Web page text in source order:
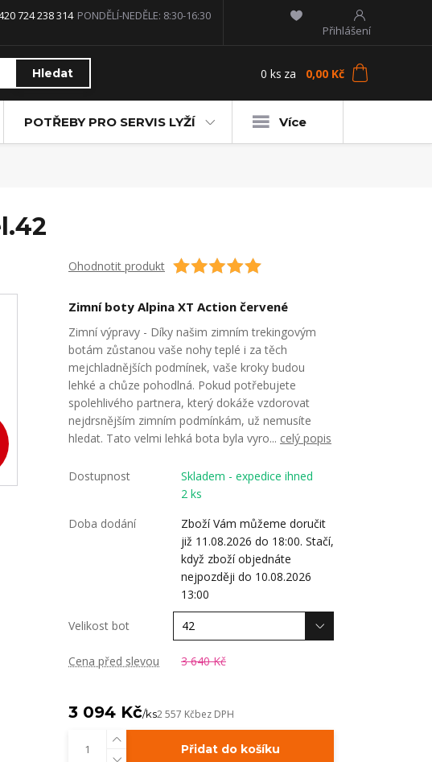
Přihlášení
Hledat
724 238 314 PONDĚLÍ-NEDĚLE: 8:30-16:30
0 ks za 0,00 Kč
POTŘEBY PRO SERVIS LYŽÍ Více
Ohodnotit produkt
Zimní boty Alpina XT Action červené
Zimní výpravy - Díky našim zimním trekingovým
botám zůstanou vaše nohy teplé i za těch
mejchladnějších podmínek, vaše kroky budou
lehké a chůze pohodlná. Pokud potřebujete
spolehlivého partnera, který dokáže vzdorovat
nejdrsnějším zimním podmínkám, už nemusíte
hledat. Tato velmi lehká bota byla vyro... celý popis
Dostupnost
Skladem - expedice ihned
2 ks
Doba dodání
Zboží Vám můžeme doručit
již 11.08.2026 do 18:00. Stačí,
když zboží objednáte
nejpozději do 10.08.2026
13:00
Velikost bot
Cena před slevou 3 640 Kč
3 094 Kč/ks2 557 Kčbez DPH
Přidat do košíku